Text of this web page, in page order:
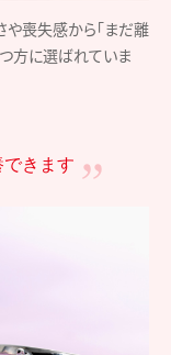
や喪失感から「まだ離
つ方に選ばれていま
できます